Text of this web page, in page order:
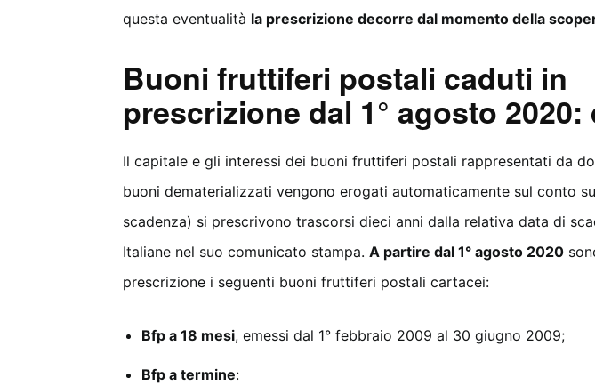
questa eventualità la prescrizione decorre dal momento della
Buoni fruttiferi postali caduti in
prescrizione dal 1° agosto
Il capitale e gli interessi dei buoni fruttiferi postali rappresentati da
buoni dematerializzati vengono erogati automaticamente sul conto
scadenza) si prescrivono trascorsi dieci anni dalla relativa data di
Italiane nel suo comunicato stampa. A partire dal 1° agosto 2020
prescrizione i seguenti buoni fruttiferi postali cartacei:
Bfp a 18 mesi, emessi dal 1° febbraio 2009 al 30 giugno 2009;
Bfp a termine: